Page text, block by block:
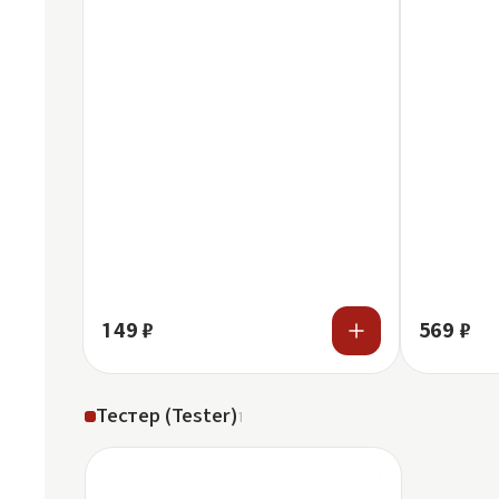
149 ₽ 569 ₽
Тестер (Tester)1